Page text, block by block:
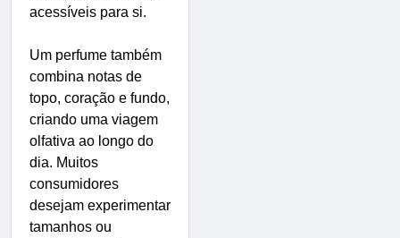
acessíveis para si.
Um perfume também
combina notas de
topo, coração e fundo,
criando uma viagem
olfativa ao longo do
dia. Muitos
consumidores
desejam experimentar
tamanhos ou